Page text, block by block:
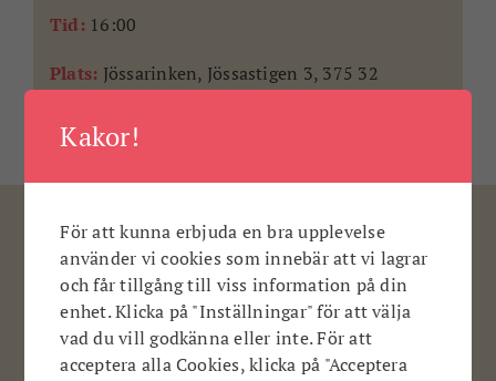
Tid:16:00
Plats: Jössarinken, Jössastigen 3, 375 32
Fler nyheter omKonståkning
KONSTÅKNING
Kakor!
För att kunna erbjuda en bra upplevelse
använder vi cookies som innebär att vi lagrar
och får tillgång till viss information på din
enhet. Klicka på "Inställningar" för att välja
vad du vill godkänna eller inte. För att
acceptera alla Cookies, klicka på "Acceptera